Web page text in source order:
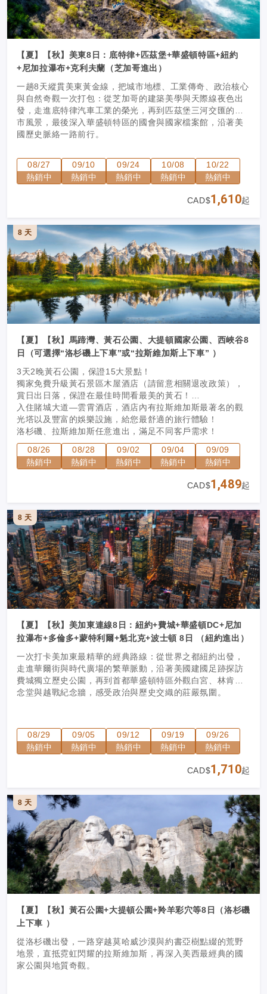
【夏】【秋】美東8日：底特律+匹茲堡+華盛頓特區+紐約
+尼加拉瀑布+克利夫蘭（芝加哥進出）
一趟8天縱貫美東黃金線，把城市地標、工業傳奇、政治核心
與自然奇觀一次打包：從芝加哥的建築美學與天際線夜色出
發，走進底特律汽車工業的榮光，再到匹茲堡三河交匯的城
市風景，最後深入華盛頓特區的國會與國家檔案館，沿著美
國歷史脈絡一路前行。
08/27
熱銷中
09/10
熱銷中
09/24
熱銷中
10/08
熱銷中
10/22
熱銷中
CAD$1,610起
8 天
【夏】【秋】馬蹄灣、黃石公園、大提頓國家公園、西峽谷8
日（可選擇“洛杉磯上下車”或“拉斯維加斯上下車” ）
3天2晚黃石公園，保證15大景點！
獨家免費升級黃石景區木屋酒店（請留意相關退改政策），
賞日出日落，保證在最佳時間看最美的黃石！
入住賭城大道—雲霄酒店，酒店內有拉斯維加斯最著名的觀
光塔以及豐富的娛樂設施，給您最舒適的旅行體驗！
洛杉磯、拉斯維加斯任意進出，滿足不同客戶需求！
08/26
熱銷中
08/28
熱銷中
09/02
熱銷中
09/04
熱銷中
09/09
熱銷中
CAD$1,489起
8 天
【夏】【秋】美加東連線8日：紐約+費城+華盛頓DC+尼加
拉瀑布+多倫多+蒙特利爾+魁北克+波士頓 8日 （紐約進出）
一次打卡美加東最精華的經典路線：從世界之都紐約出發，
走進華爾街與時代廣場的繁華脈動，沿著美國建國足跡探訪
費城獨立歷史公園，再到首都華盛頓特區外觀白宮、林肯紀
念堂與越戰紀念牆，感受政治與歷史交織的莊嚴氛圍。
08/29
熱銷中
09/05
熱銷中
09/12
熱銷中
09/19
熱銷中
09/26
熱銷中
CAD$1,710起
8 天
【夏】【秋】黃石公園+大提頓公園+羚羊彩穴等8日（洛杉磯
上下車 ）
從洛杉磯出發，一路穿越莫哈威沙漠與約書亞樹點綴的荒野
地景，直抵霓虹閃耀的拉斯維加斯，再深入美西最經典的國
家公園與地質奇觀。